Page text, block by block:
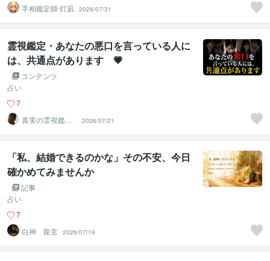
手相鑑定師 灯凪 2026/07/31
霊視鑑定・あなたの悪口を言っている人に
は、共通点があります 💗
コンテンツ
占い
7
真実の霊視鑑定
✨アダ369✨
2026/07/21
「私、結婚できるのかな」その不安、今日
確かめてみませんか
記事
占い
7
白神 龍玄 2026/07/19